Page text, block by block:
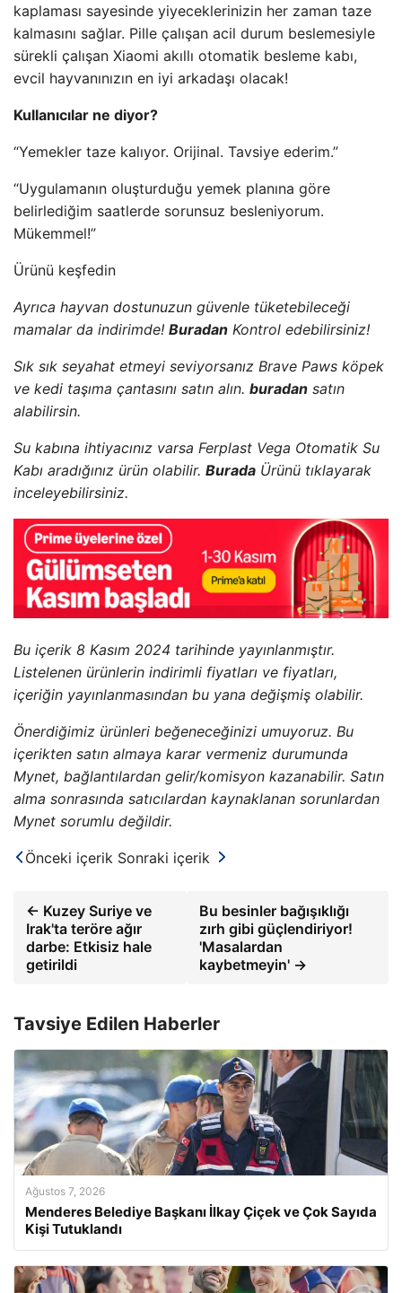
kaplaması sayesinde yiyeceklerinizin her zaman taze
kalmasını sağlar. Pille çalışan acil durum beslemesiyle
sürekli çalışan Xiaomi akıllı otomatik besleme kabı,
evcil hayvanınızın en iyi arkadaşı olacak!
Kullanıcılar ne diyor?
“Yemekler taze kalıyor. Orijinal. Tavsiye ederim.”
“Uygulamanın oluşturduğu yemek planına göre
belirlediğim saatlerde sorunsuz besleniyorum.
Mükemmel!”
Ürünü keşfedin
Ayrıca hayvan dostunuzun güvenle tüketebileceği
mamalar da indirimde! Buradan Kontrol edebilirsiniz!
Sık sık seyahat etmeyi seviyorsanız Brave Paws köpek
ve kedi taşıma çantasını satın alın. buradan satın
alabilirsin.
Su kabına ihtiyacınız varsa Ferplast Vega Otomatik Su
Kabı aradığınız ürün olabilir. Burada Ürünü tıklayarak
inceleyebilirsiniz.
Bu içerik 8 Kasım 2024 tarihinde yayınlanmıştır.
Listelenen ürünlerin indirimli fiyatları ve fiyatları,
içeriğin yayınlanmasından bu yana değişmiş olabilir.
Önerdiğimiz ürünleri beğeneceğinizi umuyoruz. Bu
içerikten satın almaya karar vermeniz durumunda
Mynet, bağlantılardan gelir/komisyon kazanabilir. Satın
alma sonrasında satıcılardan kaynaklanan sorunlardan
Mynet sorumlu değildir.
Önceki içerik Sonraki içerik
← Kuzey Suriye ve
Irak'ta teröre ağır
darbe: Etkisiz hale
getirildi
Bu besinler bağışıklığı
zırh gibi güçlendiriyor!
'Masalardan
kaybetmeyin' →
Tavsiye Edilen Haberler
Ağustos 7, 2026
Menderes Belediye Başkanı İlkay Çiçek ve Çok Sayıda
Kişi Tutuklandı